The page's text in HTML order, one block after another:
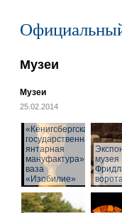
Музеи
Музеи
25.02.2014
«Кёнигсбергская
государственная
янтарная
мануфактура» -
ваза
«Изобилие»
музея